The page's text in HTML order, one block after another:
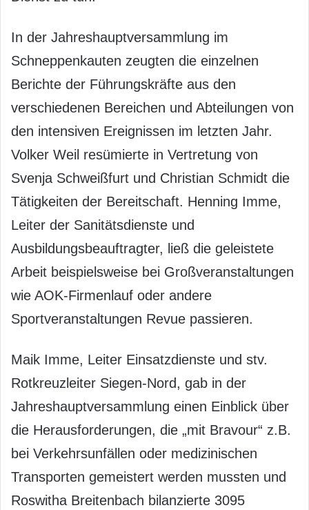
In der Jahreshauptversammlung im
Schneppenkauten zeugten die einzelnen
Berichte der Führungskräfte aus den
verschiedenen Bereichen und Abteilungen von
den intensiven Ereignissen im letzten Jahr.
Volker Weil resümierte in Vertretung von
Svenja Schweißfurt und Christian Schmidt die
Tätigkeiten der Bereitschaft. Henning Imme,
Leiter der Sanitätsdienste und
Ausbildungsbeauftragter, ließ die geleistete
Arbeit beispielsweise bei Großveranstaltungen
wie AOK-Firmenlauf oder andere
Sportveranstaltungen Revue passieren.
Maik Imme, Leiter Einsatzdienste und stv.
Rotkreuzleiter Siegen-Nord, gab in der
Jahreshauptversammlung einen Einblick über
die Herausforderungen, die „mit Bravour“ z.B.
bei Verkehrsunfällen oder medizinischen
Transporten gemeistert werden mussten und
Roswitha Breitenbach bilanzierte 3095